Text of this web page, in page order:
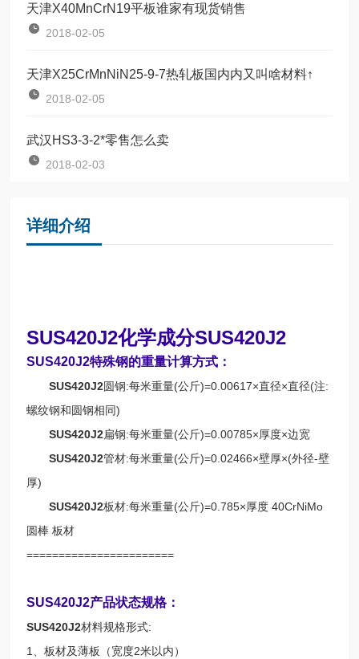
天津X40MnCrN19平板谁家有现货销售
2018-02-05
天津X25CrMnNiN25-9-7热轧板国内内又叫啥材料↑
2018-02-05
武汉HS3-3-2*零售怎么卖
2018-02-03
详细介绍
SUS420J2化学成分SUS420J2
SUS420J2特殊钢的重量计算方式：
SUS420J2圆钢:每米重量(公斤)=0.00617×直径×直径(注:
螺纹钢和圆钢相同)
SUS420J2扁钢:每米重量(公斤)=0.00785×厚度×边宽
SUS420J2管材:每米重量(公斤)=0.02466×壁厚×(外径-壁
厚)
SUS420J2板材:每米重量(公斤)=0.785×厚度 40CrNiMo
圆棒 板材
=======================
SUS420J2产品状态规格：
SUS420J2材料规格形式:
1、板材及薄板（宽度2米以内）